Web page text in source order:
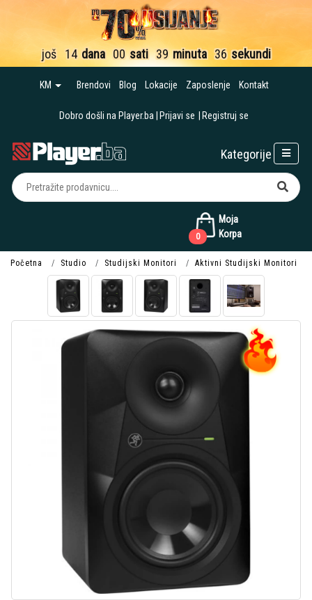
još 14 dana 00 sati 39 minuta 35 sekundi
KM Brendovi Blog Lokacije Zaposlenje Kontakt
Dobro došli na Player.ba Prijavi se Registruj se
Moja
Korpa
0
Kategorije
Početna Studio Studijski Monitori Aktivni Studijski Monitori